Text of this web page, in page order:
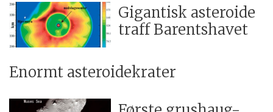
Gigantisk asteroide
traff Barentshavet
Enormt asteroidekrater